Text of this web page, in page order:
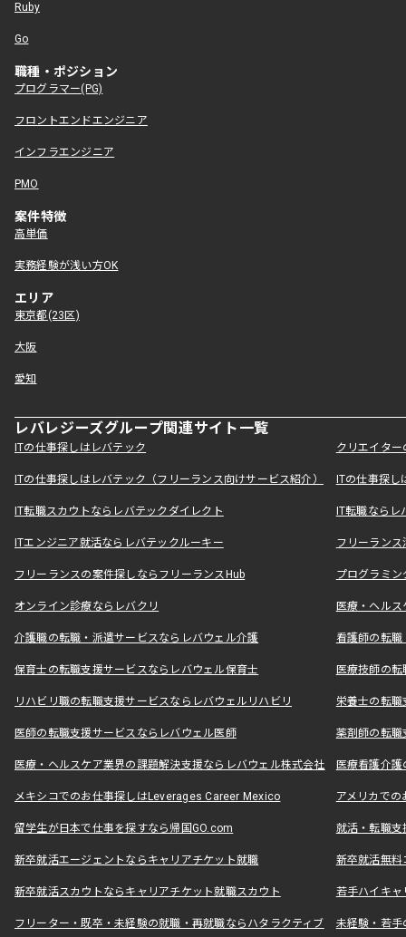
Ruby
Go
職種・ポジション
プログラマー(PG)
フロントエンドエンジニア
インフラエンジニア
PMO
案件特徴
高単価
実務経験が浅い方OK
エリア
東京都(23区)
大阪
愛知
レバレジーズグループ関連サイト一覧
ITの仕事探しはレバテック クリエイタ
ITの仕事探しはレバテック（フリーランス向けサービス紹介） ITの仕事探
IT転職スカウトならレバテックダイレクト IT転職なら
ITエンジニア就活ならレバテックルーキー フリーラン
フリーランスの案件探しならフリーランスHub プログラミ
オンライン診療ならレバクリ 医療・ヘル
介護職の転職・派遣サービスならレバウェル介護 看護師の転
保育士の転職支援サービスならレバウェル保育士 医療技師の
リハビリ職の転職支援サービスならレバウェルリハビリ 栄養士の転
医師の転職支援サービスならレバウェル医師 薬剤師の転
医療・ヘルスケア業界の課題解決支援ならレバウェル株式会社 医療看護介
メキシコでのお仕事探しはLeverages Career Mexico アメリカで
留学生が日本で仕事を探すなら帰国GO.com 就活・転職
新卒就活エージェントならキャリアチケット就職 新卒就活無料
新卒就活スカウトならキャリアチケット就職スカウト 若手ハイキ
フリーター・既卒・未経験の就職・再就職ならハタラクティブ 未経験・若手